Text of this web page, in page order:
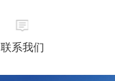
联系我们